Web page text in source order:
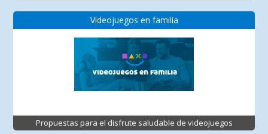
Videojuegos en familia
Propuestas para el disfrute saludable de videojuegos